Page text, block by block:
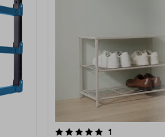
1
4.5 av 5 stjerner